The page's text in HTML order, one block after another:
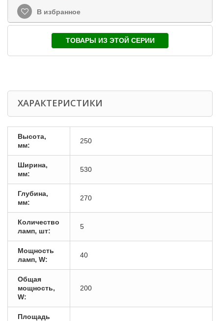
В избранное
ТОВАРЫ ИЗ ЭТОЙ СЕРИИ
ХАРАКТЕРИСТИКИ
Высота,
мм:
250
Ширина,
мм:
530
Глубина,
мм:
270
Количество
ламп, шт:
5
Мощность
ламп, W:
40
Общая
мощность,
W:
200
Площадь